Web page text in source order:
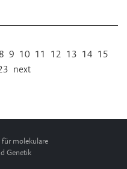
9 10 11 12 13 14 15
next
molekulare
Genetik